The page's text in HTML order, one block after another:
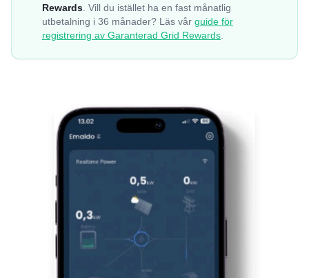
Rewards . Vill du istället ha en fast månatlig
utbetalning i 36 månader? Läs vår guide för
registrering av Garanterad Grid Rewards